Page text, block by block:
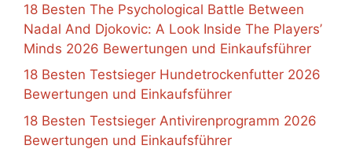
18 Besten The Psychological Battle Between
Nadal And Djokovic: A Look Inside The Players’
Minds 2026 Bewertungen und Einkaufsführer
18 Besten Testsieger Hundetrockenfutter 2026
Bewertungen und Einkaufsführer
18 Besten Testsieger Antivirenprogramm 2026
Bewertungen und Einkaufsführer